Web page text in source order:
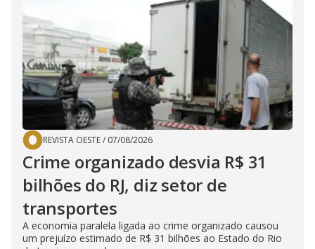
REVISTA OESTE/ 07/08/2026
Crime organizado desvia R$ 31
bilhões do RJ, diz setor de
transportes
A economia paralela ligada ao crime organizado causou
um prejuízo estimado de R$ 31 bilhões ao Estado do Rio